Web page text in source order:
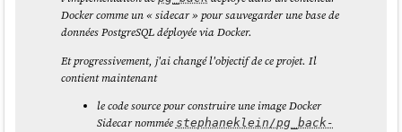
        },
        'terre/lune.md': {
          oid:
'153d9d6e9dfedb253c624c9f25fbdb7d8691a042',
          contentType: 'text/markdown;
        },
J'ai testé le bon fonctionnement du POCdans un container Docker
deployment-playground
https://github.com/stephane-klein/poc-sveltekit-custom-
server/tree/main/deployment-playground
Docker comme un « sidecar » pour sauvegarder une base de
données PostgreSQL déployée via Docker.
Et progressivement, j'ai changé l'objectif de ce projet. Il
contient maintenant
le code source pour construire une image Docker
Sidecar nommée stephaneklein/pg_back-